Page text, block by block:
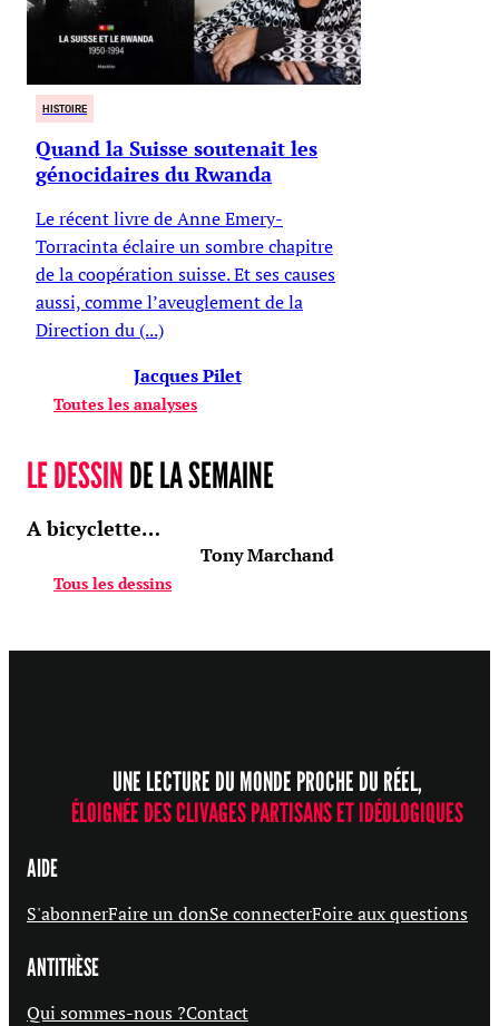
HISTOIRE
Quand la Suisse soutenait les
génocidaires du Rwanda
Le récent livre de Anne Emery-
Torracinta éclaire un sombre chapitre
de la coopération suisse. Et ses causes
aussi, comme l’aveuglement de la
Direction du (...)
Jacques Pilet
Toutes les analyses
LE DESSINDE LA SEMAINE
A bicyclette…
Tony Marchand
Tous les dessins
UNE LECTURE DU MONDE PROCHE DU RÉEL,
ÉLOIGNÉE DES CLIVAGES PARTISANS ET IDÉOLOGIQUES
AIDE
S'abonnerFaire un donSe connecterFoire aux questions
ANTITHÈSE
Qui sommes-nous ?Contact